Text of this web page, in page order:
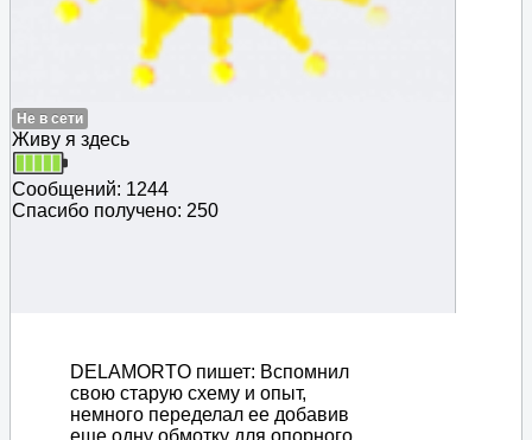
Не в сети
Живу я здесь
Сообщений: 1244
Спасибо получено: 250
DELAMORTO пишет: Вспомнил
свою старую схему и опыт,
немного переделал ее добавив
еще одну обмотку для опорного